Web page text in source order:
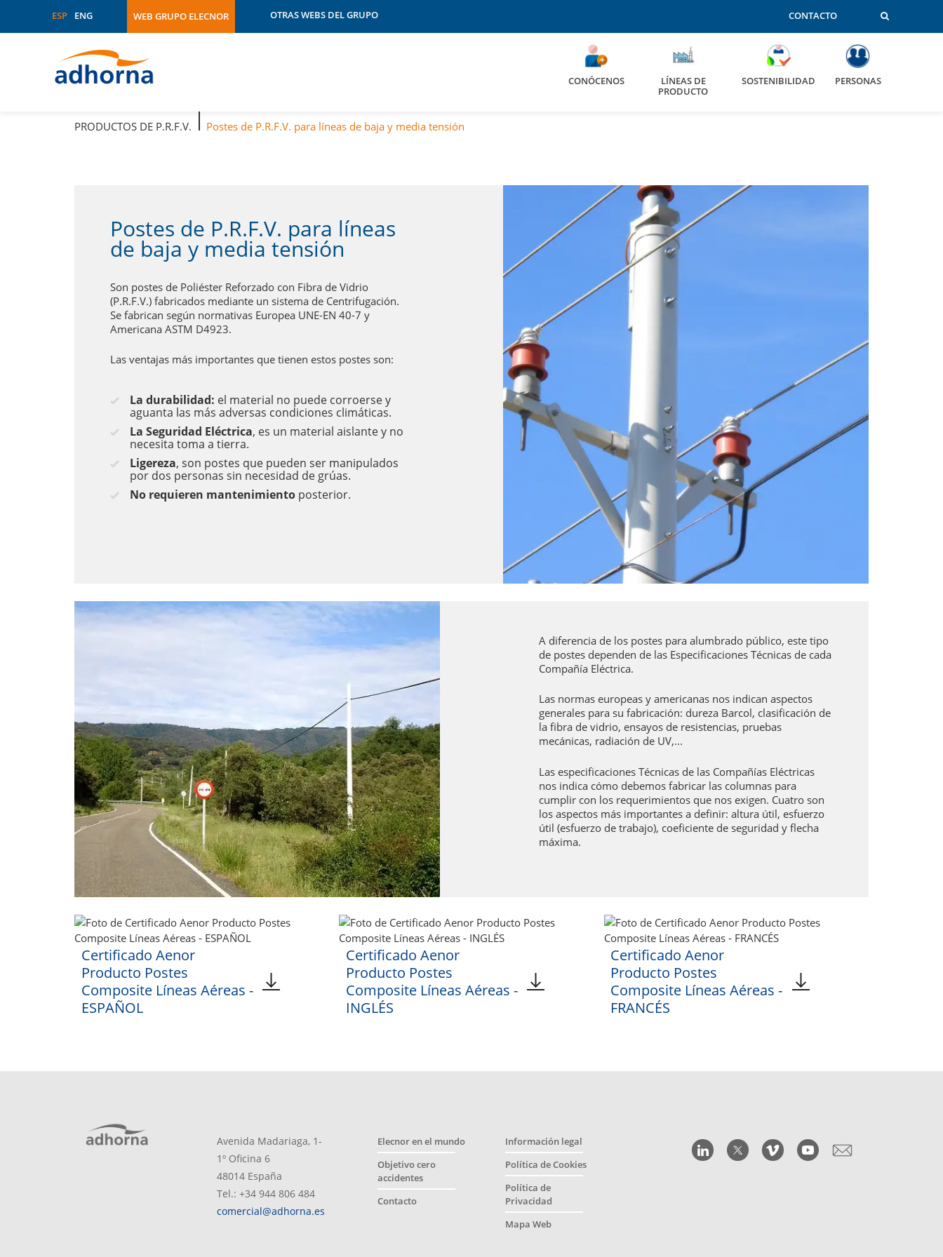
ESP ENG WEB GRUPO ELECNOR
OTRAS WEBS DEL GRUPO
Celeo
Elecnor Australia
Elecnor
Elecnor CAE
Elecnor Sistemas
CONTACTO
CONÓCENOS
LÍNEAS DE
PRODUCTO
SOSTENIBILIDAD PERSONAS
PRODUCTOS DE P.R.F.V. Postes de P.R.F.V. para líneas de baja y media tensión
Postes de P.R.F.V. para líneas
de baja y media tensión
Son postes de Poliéster Reforzado con Fibra de Vidrio
(P.R.F.V.) fabricados mediante un sistema de Centrifugación.
Se fabrican según normativas Europea UNE-EN 40-7 y
Americana ASTM D4923.
Las ventajas más importantes que tienen estos postes son:
La durabilidad: el material no puede corroerse y
aguanta las más adversas condiciones climáticas.
La Seguridad Eléctrica, es un material aislante y no
necesita toma a tierra.
Ligereza, son postes que pueden ser manipulados
por dos personas sin necesidad de grúas.
No requieren mantenimiento posterior.
A diferencia de los postes para alumbrado público, este tipo
de postes dependen de las Especificaciones Técnicas de cada
Compañía Eléctrica.
Las normas europeas y americanas nos indican aspectos
generales para su fabricación: dureza Barcol, clasificación de
la fibra de vidrio, ensayos de resistencias, pruebas
mecánicas, radiación de UV,...
Las especificaciones Técnicas de las Compañías Eléctricas
nos indica cómo debemos fabricar las columnas para
cumplir con los requerimientos que nos exigen. Cuatro son
los aspectos más importantes a definir: altura útil, esfuerzo
útil (esfuerzo de trabajo), coeficiente de seguridad y flecha
máxima.
Certificado Aenor
Producto Postes
Composite Líneas Aéreas -
ESPAÑOL
Certificado Aenor
Producto Postes
Composite Líneas Aéreas -
INGLÉS
Certificado Aenor
Producto Postes
Composite Líneas Aéreas -
FRANCÉS
Avenida Madariaga, 1-
1º Oficina 6
48014 España
Tel.: +34 944 806 484
comercial@adhorna.es
Elecnor en el mundo
Objetivo cero
accidentes
Contacto
Información legal
Política de Cookies
Política de
Privacidad
Mapa Web